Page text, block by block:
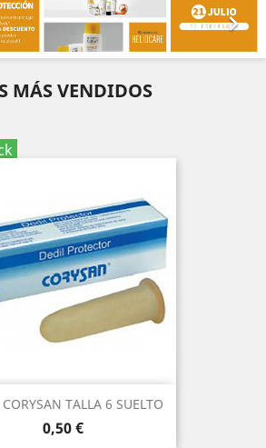

MÁS VENDIDOS
TALLA 6 SUELTO
Precio
0,50 €